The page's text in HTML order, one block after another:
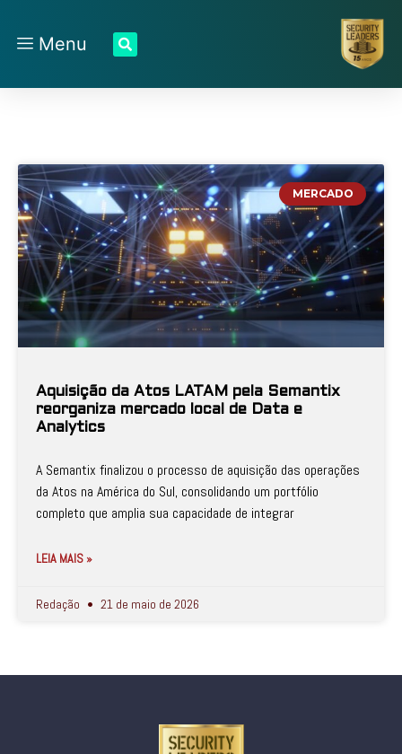
Menu
MERCADO
Aquisição da Atos LATAM pela Semantix
reorganiza mercado local de Data e
Analytics
A Semantix finalizou o processo de aquisição das operações
da Atos na América do Sul, consolidando um portfólio
completo que amplia sua capacidade de integrar
LEIA MAIS »
Redação 21 de maio de 2026